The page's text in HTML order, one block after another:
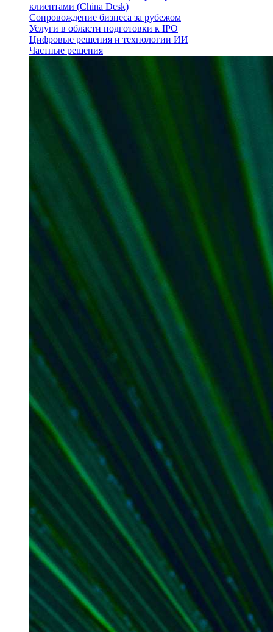
клиентами (China Desk)
Сопровождение бизнеса за рубежом
Услуги в области подготовки к IPO
Цифровые решения и технологии ИИ
Частные решения